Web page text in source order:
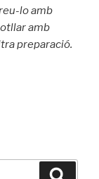
lo amb
amb
preparació.